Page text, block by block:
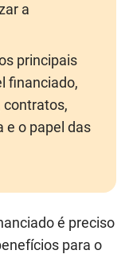
a
principais
financiado,
contratos,
e o papel das
é preciso
para o